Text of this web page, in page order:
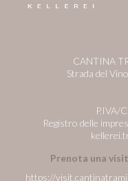
CANTINA
Strada del
P.IVA/
Registro delle
Prenota una
https://